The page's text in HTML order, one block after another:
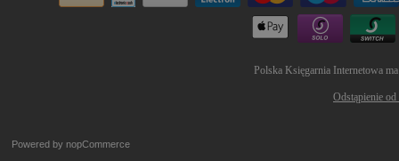
Polska Księgarnia Internetowa
Odstąpienie
Powered by nopCommerce